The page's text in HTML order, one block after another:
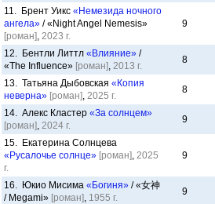
11. Брент Уикс «Немезида ночного
ангела» / «Night Angel Nemesis»
[роман], 2023 г.
9
12. Бентли Литтл «Влияние» /
«The Influence» [роман], 2013 г.
8
13. Татьяна Дыбовская «Копия
неверна» [роман], 2025 г.
8
14. Алекс Кластер «За солнцем»
[роман], 2024 г.
9
15. Екатерина Солнцева
«Русалочье солнце» [роман], 2025
г.
9
16. Юкио Мисима «Богиня» / «女神
/ Megami» [роман], 1955 г.
9